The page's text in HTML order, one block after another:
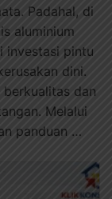
Padahal, di
aluminium
investasi pintu
dini.
berkualitas dan
Melalui
panduan …